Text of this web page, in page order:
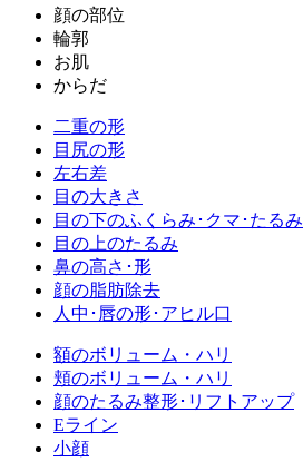
顔の部位
輪郭
お肌
からだ
二重の形
目尻の形
左右差
目の大きさ
目の下のふくらみ･クマ･たるみ
目の上のたるみ
鼻の高さ･形
顔の脂肪除去
人中･唇の形･アヒル口
額のボリューム・ハリ
頬のボリューム・ハリ
顔のたるみ整形･リフトアップ
Eライン
小顔